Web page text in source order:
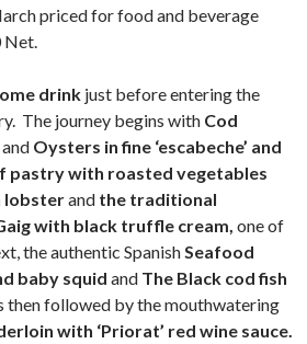
priced for food and beverage
drink just before entering the
The journey begins with Cod
and Oysters in fine ‘escabeche’ and
pastry with roasted vegetables
lobsterand the traditional
with black truffle cream, one of
the authentic Spanish Seafood
baby squid and The Black cod fish
then followed by the mouthwatering
with ‘Priorat’ red wine sauce.